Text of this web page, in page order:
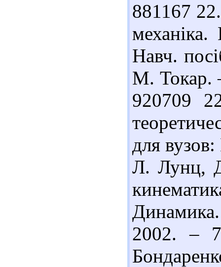
881167
Навч.
М. Токар.
920709
для
Л. Лунц,
2002. –